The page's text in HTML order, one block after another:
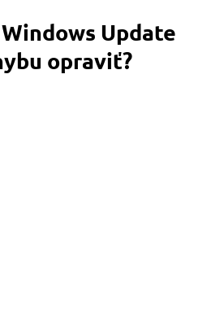
Update
opraviť?